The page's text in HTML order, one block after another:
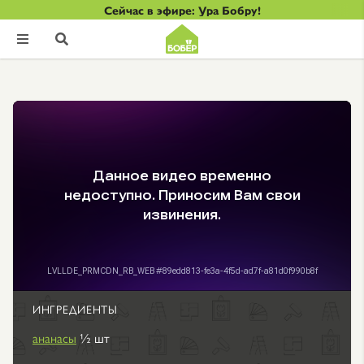
Сейчас в эфире: Ура Бобру!
 
ИНГРЕДИЕНТЫ
ананасы ½ шт